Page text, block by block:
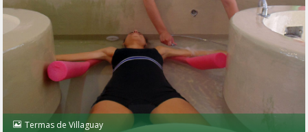
Termas de Villaguay